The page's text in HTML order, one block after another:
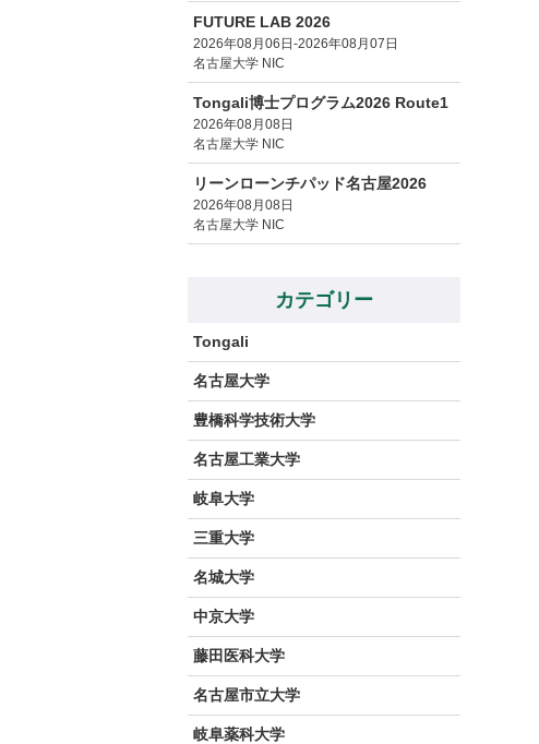
FUTURE LAB 2026
2026年08月06日-2026年08月07日
名古屋大学 NIC
Tongali博士プログラム2026 Route1
2026年08月08日
名古屋大学 NIC
リーンローンチパッド名古屋2026
2026年08月08日
名古屋大学 NIC
カテゴリー
Tongali
名古屋大学
豊橋科学技術大学
名古屋工業大学
岐阜大学
三重大学
名城大学
中京大学
藤田医科大学
名古屋市立大学
岐阜薬科大学